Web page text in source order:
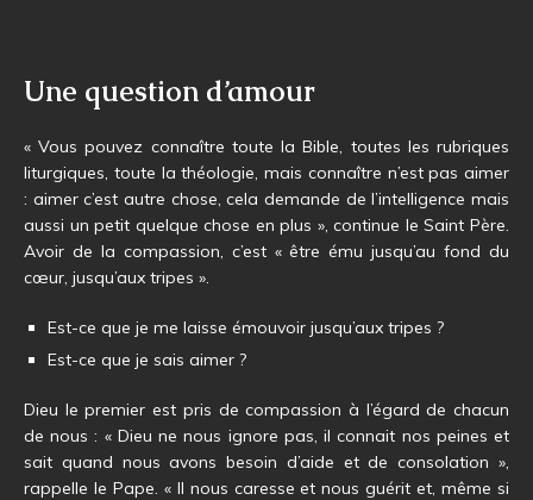
Une question d’amour
« Vous pouvez connaître toute la Bible, toutes les rubriques
liturgiques, toute la théologie, mais connaître n’est pas aimer
: aimer c’est autre chose, cela demande de l’intelligence mais
aussi un petit quelque chose en plus », continue le Saint Père.
Avoir de la compassion, c’est « être ému jusqu’au fond du
cœur, jusqu’aux tripes ».
Est-ce que je me laisse émouvoir jusqu’aux tripes ?
Est-ce que je sais aimer ?
Dieu le premier est pris de compassion à l’égard de chacun
de nous : « Dieu ne nous ignore pas, il connait nos peines et
sait quand nous avons besoin d’aide et de consolation »,
rappelle le Pape. « Il nous caresse et nous guérit et, même si